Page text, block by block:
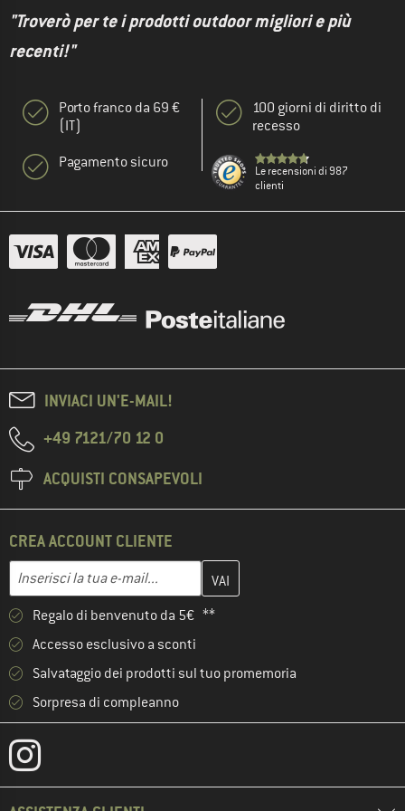
"Troverò per te i prodotti outdoor migliori e più
recenti!"
Porto franco da 69 €
(IT)
Pagamento sicuro
100 giorni di diritto di
recesso
Le recensioni di 987
clienti
INVIACI UN'E-MAIL!
+49 7121/70 12 0
ACQUISTI CONSAPEVOLI
CREA ACCOUNT CLIENTE
Indirizzo e-mail
Inserisci qui il tuo indirizzo e-mail e crea il tuo account cliente
Regalo di benvenuto da 5€ **
Accesso esclusivo a sconti
Salvataggio dei prodotti sul tuo promemoria
Sorpresa di compleanno